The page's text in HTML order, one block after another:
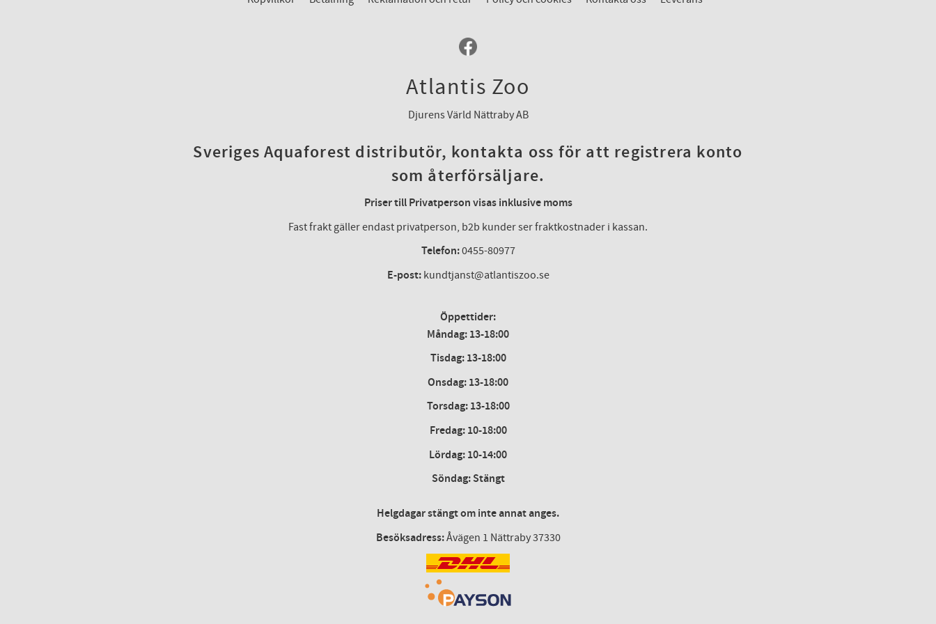
Atlantis Zoo
Djurens Värld Nättraby AB
Sveriges Aquaforest distributör, kontakta oss för att registrera konto
som återförsäljare.
Priser till Privatperson visas inklusive moms
Fast frakt gäller endast privatperson, b2b kunder ser fraktkostnader i kassan.
Telefon:0455-80977
E-post:kundtjanst@atlantiszoo.se
Öppettider:
Måndag: 13-18:00
Tisdag: 13-18:00
Onsdag:13-18:00
Torsdag:13-18:00
Fredag:10-18:00
Lördag: 10-14:00
Söndag: Stängt
Helgdagar stängt om inte annat anges.
Besöksadress:Åvägen 1 Nättraby 37330